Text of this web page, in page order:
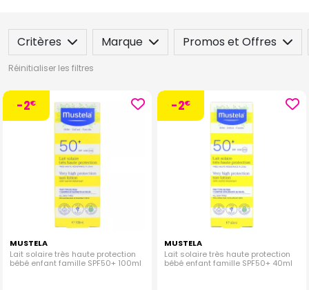
Critères Marque Promos et Offres
Réinitialiser les filtres
-2€
MUSTELA
Lait solaire très haute protection
bébé enfant famille SPF50+ 100ml
-2€
MUSTELA
Lait solaire très haute protection
bébé enfant famille SPF50+ 40ml